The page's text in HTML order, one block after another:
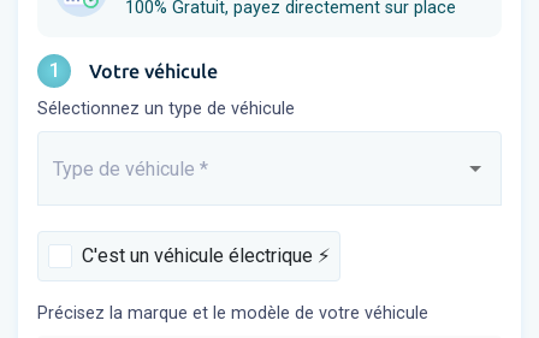
100% Gratuit, payez directement sur place
1 Votre véhicule
Sélectionnez un type de véhicule
Saisissez...
Type de véhicule *
C'est un véhicule électrique ⚡️
Précisez la marque et le modèle de votre véhicule